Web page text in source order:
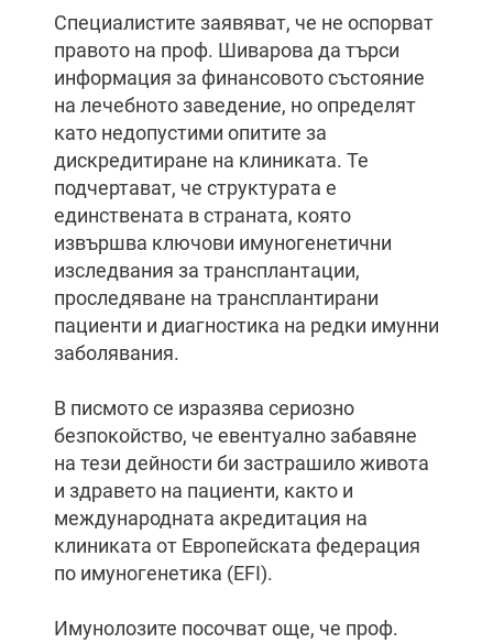
Специалистите заявяват, че не оспорват
правото на проф. Шиварова да търси
информация за финансовото състояние
на лечебното заведение, но определят
като недопустими опитите за
дискредитиране на клиниката. Те
подчертават, че структурата е
единствената в страната, която
извършва ключови имуногенетични
изследвания за трансплантации,
проследяване на трансплантирани
пациенти и диагностика на редки имунни
заболявания.
В писмото се изразява сериозно
безпокойство, че евентуално забавяне
на тези дейности би застрашило живота
и здравето на пациенти, както и
международната акредитация на
клиниката от Европейската федерация
по имуногенетика (EFI).
Имунолозите посочват още, че проф.